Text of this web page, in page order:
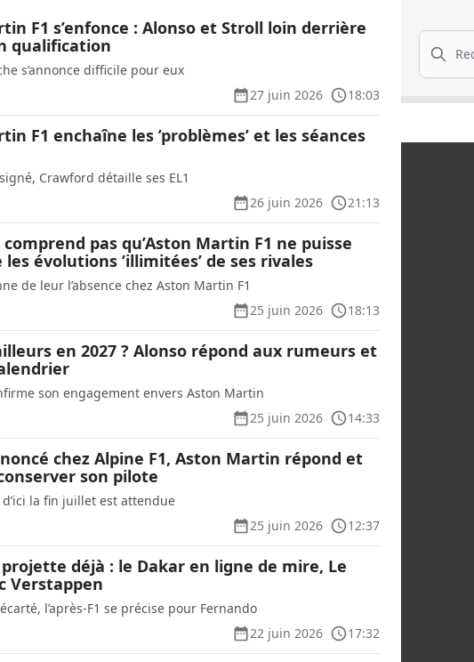
F1 s’enfonce : Alonso et Stroll loin derrière
qualification
s’annonce difficile pour eux
27 juin 2026
18:03
F1 enchaîne les ’problèmes’ et les séances
Crawford détaille ses EL1
26 juin 2026
21:13
pas qu’Aston Martin F1 ne puisse
les évolutions ’illimitées’ de ses rivales
de leur l’absence chez Aston Martin F1
25 juin 2026
18:13
en 2027 ? Alonso répond aux rumeurs et
son engagement envers Aston Martin
25 juin 2026
14:33
chez Alpine F1, Aston Martin répond et
son pilote
la fin juillet est attendue
25 juin 2026
12:37
déjà : le Dakar en ligne de mire, Le
Verstappen
l’après-F1 se précise pour Fernando
22 juin 2026
17:32
Recherche